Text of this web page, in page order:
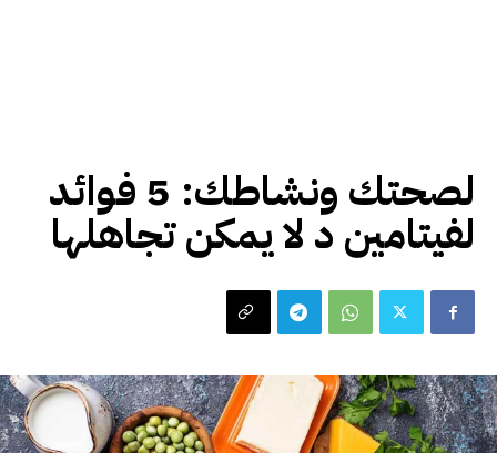
لصحتك ونشاطك: 5 فوائد
لفيتامين د لا يمكن تجاهلها